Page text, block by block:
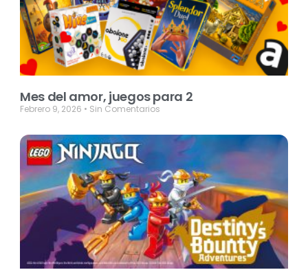
Mes del amor, juegos para 2
Febrero 9, 2026 Sin Comentarios